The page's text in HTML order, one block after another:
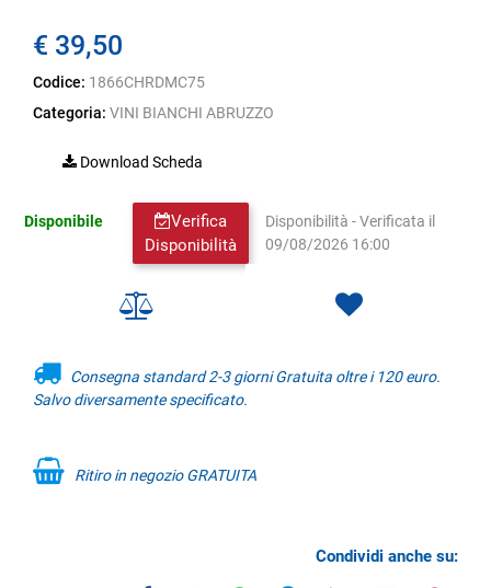
€ 39,50
Codice: 1866CHRDMC75
Categoria: VINI BIANCHI ABRUZZO
Download Scheda
Verifica
Disponibilità
Disponibile
Disponibilità - Verificata il
09/08/2026 16:00
Consegna standard 2-3 giorni Gratuita oltre i 120 euro.
Salvo diversamente specificato.
Ritiro in negozio GRATUITA
Condividi anche su: